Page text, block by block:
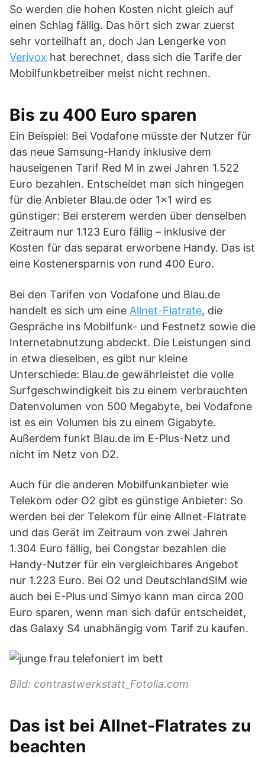
So werden die hohen Kosten nicht gleich auf
einen Schlag fällig. Das hört sich zwar zuerst
sehr vorteilhaft an, doch Jan Lengerke von
Verivox hat berechnet, dass sich die Tarife der
Mobilfunkbetreiber meist nicht rechnen.
Bis zu 400 Euro sparen
Ein Beispiel: Bei Vodafone müsste der Nutzer für
das neue Samsung-Handy inklusive dem
hauseigenen Tarif Red M in zwei Jahren 1.522
Euro bezahlen. Entscheidet man sich hingegen
für die Anbieter Blau.de oder 1×1 wird es
günstiger: Bei ersterem werden über denselben
Zeitraum nur 1.123 Euro fällig – inklusive der
Kosten für das separat erworbene Handy. Das ist
eine Kostenersparnis von rund 400 Euro.
Bei den Tarifen von Vodafone und Blau.de
handelt es sich um eine Allnet-Flatrate, die
Gespräche ins Mobilfunk- und Festnetz sowie die
Internetabnutzung abdeckt. Die Leistungen sind
in etwa dieselben, es gibt nur kleine
Unterschiede: Blau.de gewährleistet die volle
Surfgeschwindigkeit bis zu einem verbrauchten
Datenvolumen von 500 Megabyte, bei Vodafone
ist es ein Volumen bis zu einem Gigabyte.
Außerdem funkt Blau.de im E-Plus-Netz und
nicht im Netz von D2.
Auch für die anderen Mobilfunkanbieter wie
Telekom oder O2 gibt es günstige Anbieter: So
werden bei der Telekom für eine Allnet-Flatrate
und das Gerät im Zeitraum von zwei Jahren
1.304 Euro fällig, bei Congstar bezahlen die
Handy-Nutzer für ein vergleichbares Angebot
nur 1.223 Euro. Bei O2 und DeutschlandSIM wie
auch bei E-Plus und Simyo kann man circa 200
Euro sparen, wenn man sich dafür entscheidet,
das Galaxy S4 unabhängig vom Tarif zu kaufen.
Bild: contrastwerkstatt_Fotolia.com
Das ist bei Allnet-Flatrates zu
beachten